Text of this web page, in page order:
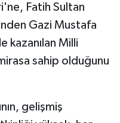
Fatih Sultan
Gazi Mustafa
kazanılan Milli
sahip olduğunu
gelişmiş